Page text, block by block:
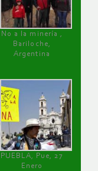
No a la minería ,
Bariloche,
Argentina
PUEBLA, Pue, 27
Enero